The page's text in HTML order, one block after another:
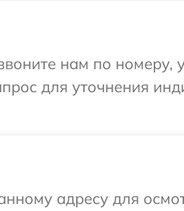
нам по номеру,
для уточнения
адресу для